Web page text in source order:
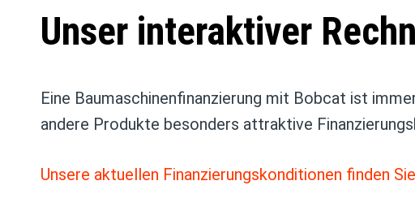
Unser interaktiver
Eine Baumaschinenfinanzierung mit Bobcat ist
andere Produkte besonders attraktive
Unsere aktuellen Finanzierungskonditionen finden